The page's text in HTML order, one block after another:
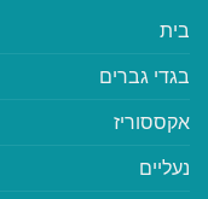
בית
בגדי גברים
אקססוריז
נעליים